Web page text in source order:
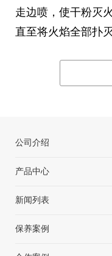
走边喷，使干粉灭
直至将火焰全部扑灭
公司介绍
产品中心
新闻列表
保养案例